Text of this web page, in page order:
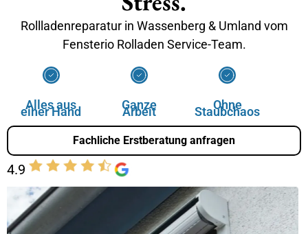
Rollladenreparatur in Wassenberg & Umland vom
Fensterio Rolladen Service-Team.
Alles aus
einer Hand Ganze
Arbeit Ohne
Staubchaos
Fachliche Erstberatung anfragen
4.9